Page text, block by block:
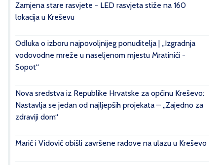
Zamjena stare rasvjete - LED rasvjeta stiže na 160
lokacija u Kreševu
Odluka o izboru najpovoljnijeg ponuditelja | „Izgradnja
vodovodne mreže u naseljenom mjestu Mratinići -
Sopot“
Nova sredstva iz Republike Hrvatske za općinu Kreševo:
Nastavlja se jedan od najljepših projekata – „Zajedno za
zdraviji dom“
Marić i Vidović obišli završene radove na ulazu u Kreševo